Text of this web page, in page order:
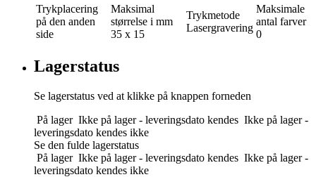
Trykplacering
på den anden
side
Maksimal
størrelse i mm
35 x 15
Trykmetode
Lasergravering
Maksimale
antal farver
0
Lagerstatus
Se lagerstatus ved at klikke på knappen forneden
På lager Ikke på lager - leveringsdato kendes Ikke på lager -
leveringsdato kendes ikke
Se den fulde lagerstatus
På lager Ikke på lager - leveringsdato kendes Ikke på lager -
leveringsdato kendes ikke